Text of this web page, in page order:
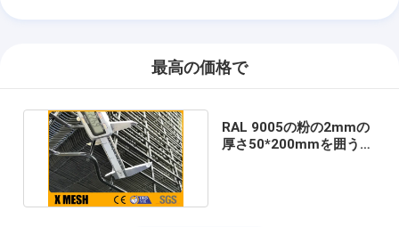
最高の価格で
RAL 9005の粉の2mmの
厚さ50*200mmを囲う上